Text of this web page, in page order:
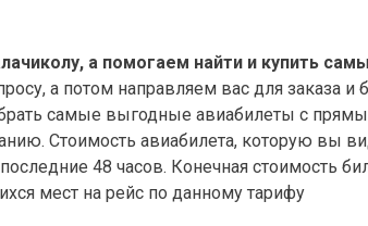
а помогаем найти и купить
а потом направляем вас для заказа
самые выгодные авиабилеты с
Стоимость авиабилета, которую вы
48 часов. Конечная стоимость
мест на рейс по данному тарифу